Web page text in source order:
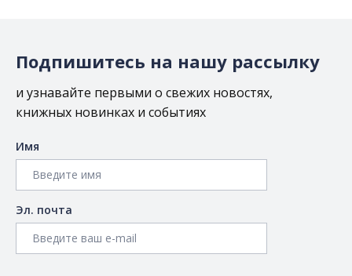
Подпишитесь на нашу рассылку
и узнавайте первыми о свежих новостях,
книжных новинках и событиях
Имя
Эл. почта